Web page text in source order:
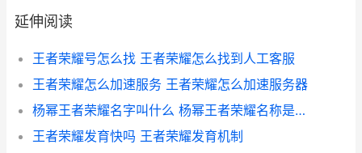
延伸阅读
王者荣耀号怎么找 王者荣耀怎么找到人工客服
王者荣耀怎么加速服务 王者荣耀怎么加速服务器
杨幂王者荣耀名字叫什么 杨幂王者荣耀名称是什么
王者荣耀发育快吗 王者荣耀发育机制